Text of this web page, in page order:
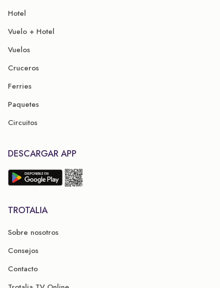
Hotel
Vuelo + Hotel
Vuelos
Cruceros
Ferries
Paquetes
Circuitos
DESCARGAR APP
TROTALIA
Sobre nosotros
Consejos
Contacto